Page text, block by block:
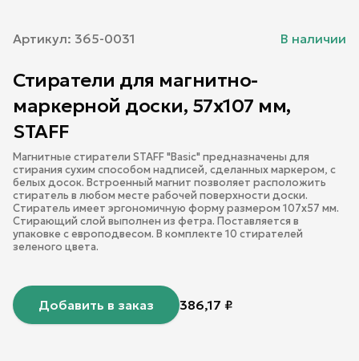
Артикул: 365-0031 В наличии
Стиратели для магнитно-
маркерной доски, 57х107 мм,
STAFF
Магнитные стиратели STAFF "Basic" предназначены для
стирания сухим способом надписей, сделанных маркером, с
белых досок. Встроенный магнит позволяет расположить
стиратель в любом месте рабочей поверхности доски.
Стиратель имеет эргономичную форму размером 107х57 мм.
Стирающий слой выполнен из фетра. Поставляется в
упаковке с европодвесом. В комплекте 10 стирателей
зеленого цвета.
Добавить в заказ 386,17 ₽